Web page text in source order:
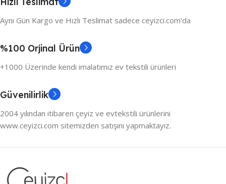
Aynı Gün Kargo ve Hızlı Teslimat sadece ceyizci.com'da
%100 Orjinal Ürün
+1000 Üzerinde kendi imalatımız ev tekstili ürünleri
Güvenilirlik
2004 yılından itibaren çeyiz ve evtekstili ürünlerini
www.ceyizci.com sitemizden satışını yapmaktayız.